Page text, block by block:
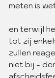
meten is
en terwijl
tot zij
zullen
niet bij -